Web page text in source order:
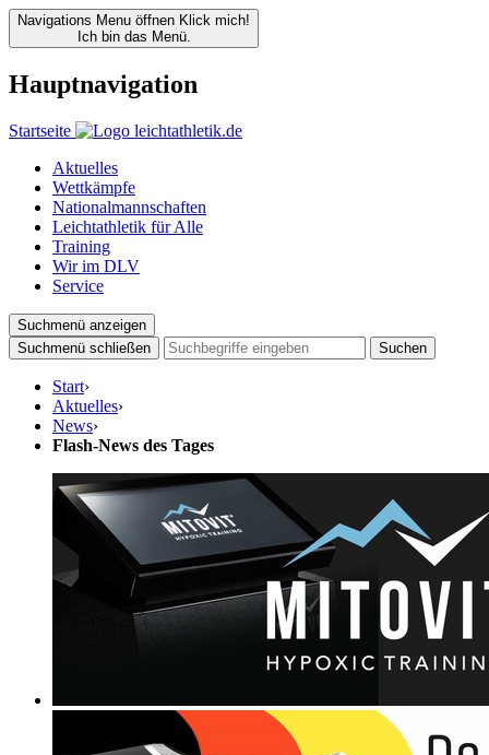
Navigations Menu öffnen Klick mich!
Ich bin das Menü.
Hauptnavigation
Startseite
Aktuelles
Wettkämpfe
Nationalmannschaften
Leichtathletik für Alle
Training
Wir im DLV
Service
Suchmenü anzeigen
Suchmenü schließen
Suchen
Start›
Aktuelles›
News›
Flash-News des Tages